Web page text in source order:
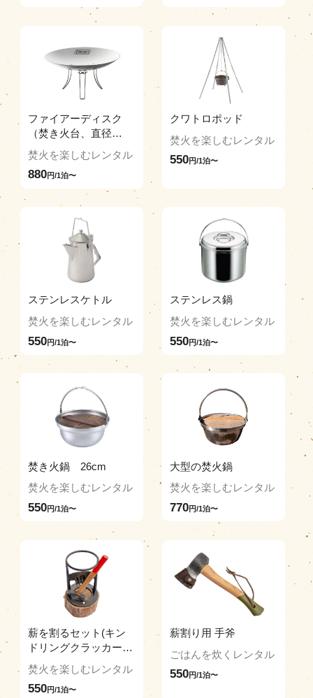
ファイアーディスク
（焚き火台、直径
45cm）
焚火を楽しむレンタル
880円/1泊〜
クワトロポッド
焚火を楽しむレンタル
550円/1泊〜
ステンレスケトル
焚火を楽しむレンタル
550円/1泊〜
ステンレス鍋
焚火を楽しむレンタル
550円/1泊〜
焚き火鍋 26cm
焚火を楽しむレンタル
550円/1泊〜
大型の焚火鍋
焚火を楽しむレンタル
770円/1泊〜
薪を割るセット(キン
ドリングクラッカー、
ハンマー)
焚火を楽しむレンタル
550円/1泊〜
薪割り用 手斧
ごはんを炊くレンタル
550円/1泊〜